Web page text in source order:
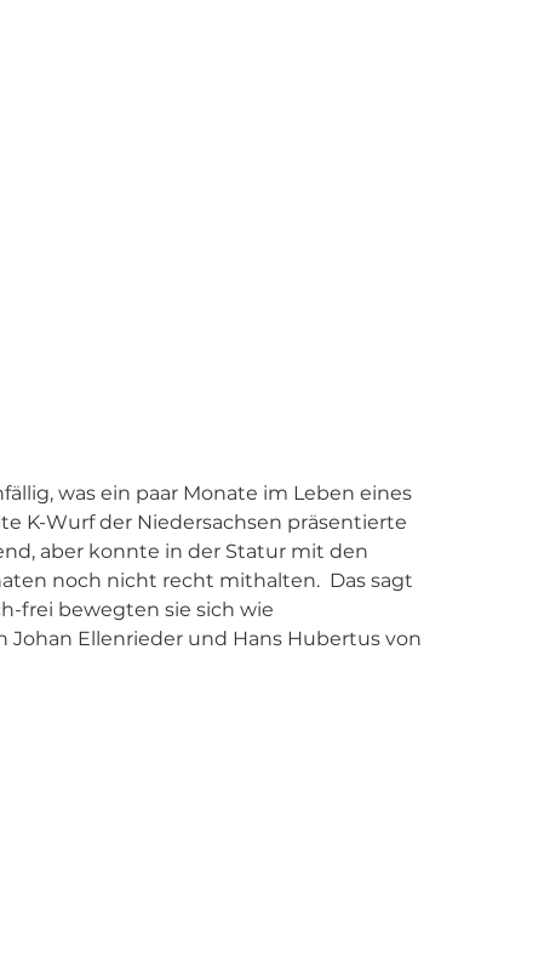
was ein paar Monate im Leben eines
K-Wurf der Niedersachsen präsentierte
aber konnte in der Statur mit den
noch nicht recht mithalten.  Das sagt
frei bewegten sie sich wie
Ellenrieder und Hans Hubertus von